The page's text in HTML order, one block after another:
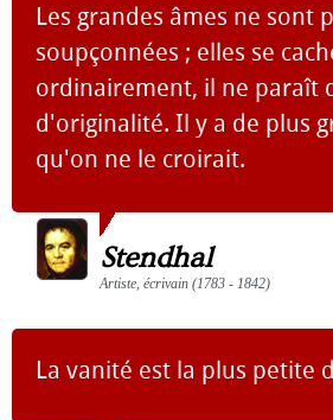
Les grandes âmes ne sont
soupçonnées ; elles se
ordinairement, il ne paraît
d'originalité. Il y a de plus
qu'on ne le croirait.
Stendhal
Artiste, écrivain (1783 - 1842)
La vanité est la plus petite